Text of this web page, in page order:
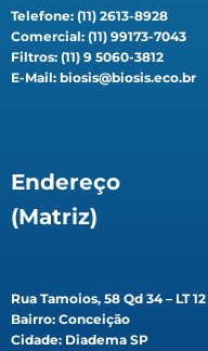
Telefone: (11) 2613-8928
Comercial: (11) 99173-7043
Filtros: (11) 9 5060-3812
E-Mail: biosis@biosis.eco.br
Endereço
(Matriz)
Rua Tamoios, 58 Qd 34 – LT 12
Bairro: Conceição
Cidade: Diadema SP